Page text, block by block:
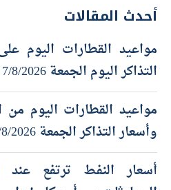
أحدث المقالات
مواعيد القطارات اليوم
التذاكر اليوم الجمعة 7/8/2026
مواعيد القطارات اليوم من
وأسعار التذاكر الجمعة 7/8/2026
أسعار النفط ترتفع